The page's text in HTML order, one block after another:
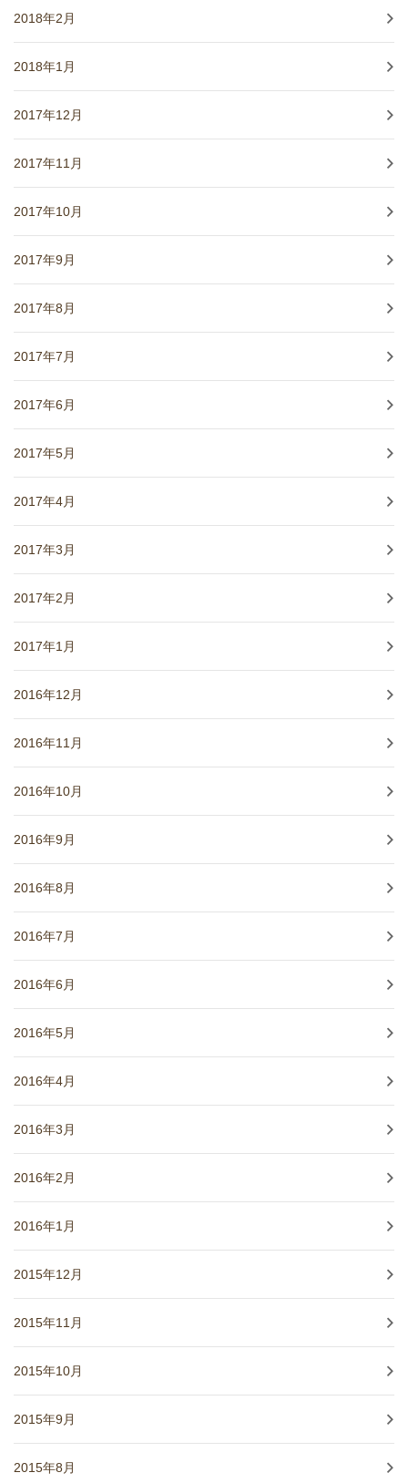
2018年2月
2018年1月
2017年12月
2017年11月
2017年10月
2017年9月
2017年8月
2017年7月
2017年6月
2017年5月
2017年4月
2017年3月
2017年2月
2017年1月
2016年12月
2016年11月
2016年10月
2016年9月
2016年8月
2016年7月
2016年6月
2016年5月
2016年4月
2016年3月
2016年2月
2016年1月
2015年12月
2015年11月
2015年10月
2015年9月
2015年8月